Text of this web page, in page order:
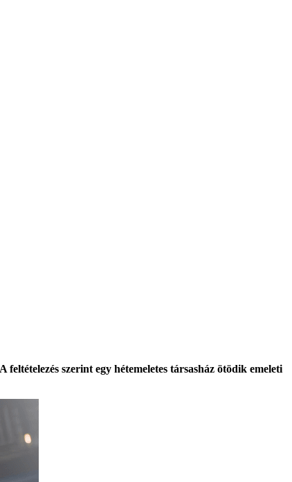
szerint egy hétemeletes társasház ötödik emeleti